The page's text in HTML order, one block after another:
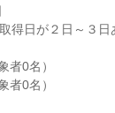
者0名）